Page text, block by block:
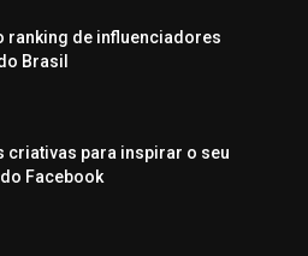
ranking de influenciadores
Brasil
criativas para inspirar o seu
Facebook